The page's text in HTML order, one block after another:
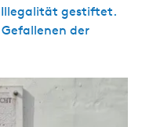
Illegalität gestiftet.
der